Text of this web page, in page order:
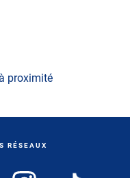
proximité
RÉSEAUX